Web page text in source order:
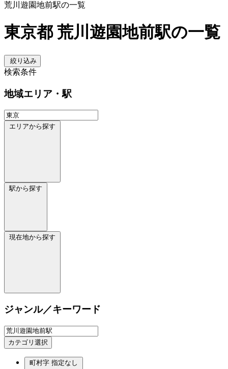
荒川遊園地前駅の一覧
東京都 荒川遊園地前駅の一覧
絞り込み
検索条件
地域エリア・駅
エリアから探す
駅から探す
現在地から探す
ジャンル／キーワード
カテゴリ選択
町村字 指定なし